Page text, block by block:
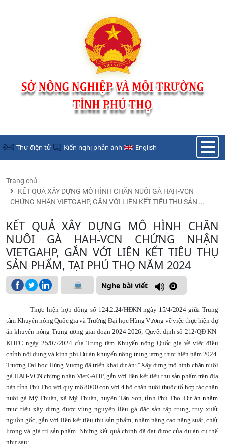
Thư điện tử Kiến nghị phản ánh English
Trang chủ
KẾT QUẢ XÂY DỰNG MÔ HÌNH CHĂN NUÔI GÀ HAH-VCN
CHỨNG NHẬN VIETGAHP, GẮN VỚI LIÊN KẾT TIÊU THỤ SẢN ...
KẾT QUẢ XÂY DỰNG MÔ HÌNH CHĂN
NUÔI GÀ HAH-VCN CHỨNG NHẬN
VIETGAHP, GẮN VỚI LIÊN KẾT TIÊU THỤ
SẢN PHẨM, TẠI PHÚ THỌ NĂM 2024
Nghe bài viết
Thực hiện hợp đồngsố 124.2.24/HĐKN ngày 15/4/2024 giữa Trung
tâm Khuyến nông Quốc gia và Trường Đại học Hùng Vương về việc thực hiện dự
án khuyến nông Trung ương giai đoạn 2024-2026; Quyết định số 212/QĐ-KN-
KHTC ngày 25/07/2024 của Trung tâm Khuyến nông Quốc gia về việc điều
chỉnh nội dung và kinh phí Dự án khuyến nông trung ương thực hiện năm 2024.
Trường Đại học Hùng Vương đã triển khai dự án: “Xây dựng mô hình chăn nuôi
gà HAH-VCN chứng nhận VietGAHP, gắn với liên kết tiêu thụ sản phẩm trên địa
bàn tỉnh Phú Thọ với quy mô 8000 con với 4 hộ chăn nuôi thuộc tổ hợp tác chăn
nuôi gà Mỹ Thuận, xã Mỹ Thuận, huyện Tân Sơn, tỉnh Phú Thọ. Dự án nhằm
mục tiêu xây dựng được vùng nguyên liệu gà đặc sản tập trung, truy xuất
nguồn gốc, gắn với liên kết tiêu thụ sản phẩm, nhằm nâng cao năng suất, chất
lượng và giá trị sản phẩm. Những kết quả chính đã đạt được của dự án cụ thể
như sau: